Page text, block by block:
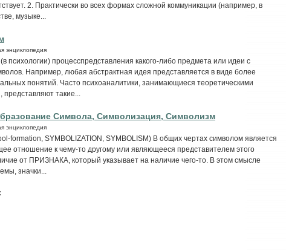
2. Практически во всех формах сложной коммуникации (например, в
музыке...
энциклопедия
психологии) процесспредставления какого-либо предмета или идеи с
Например, любая абстрактная идея представляется в виде более
понятий. Часто психоаналитики, занимающиеся теоретическими
такие...
Символа, Символизация, Символизм
энциклопедия
formation, SYMBOLIZATION, SYMBOLISM) В общих чертах символом является
отношение к чему-то другому или являющееся представителем этого
от ПРИЗНАКА, который указывает на наличие чего-то. В этом смысле
значки...